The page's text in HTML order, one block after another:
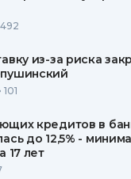
из-за риска
101
кредитов в
до 12,5% -
17 лет